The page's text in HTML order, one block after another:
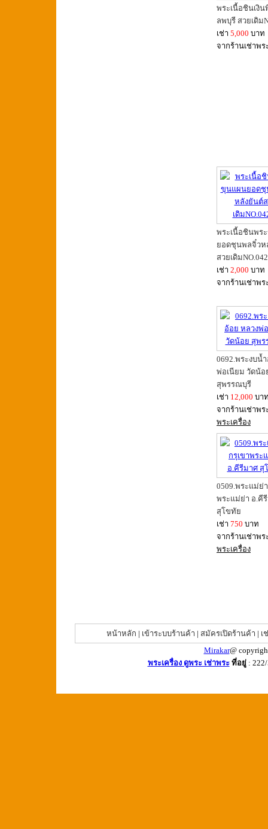
พระเนื้อชินเงิ
ลพบุรี สวยเดิม
เช่า 5,000 บาท
จากร้านเช่าพ
พระเนื้อชินพร
ยอดชุนพลจิ๋วห
สวยเดิม
เช่า 2,000 บาท
จากร้านเช่าพ
0692.พระงบน้
พ่อเนียม วัดน้อ
สุพรรณบุรี
เช่า 12,000 บา
จากร้านเช่าพ
พระเครื่อง
0509.พระแม่ย่
พระแม่ย่า อ.คี
สุโขทัย
เช่า 750 บาท
จากร้านเช่าพ
พระเครื่อง
หน้าหลัก | เข้าระบบร้านค้า | สมัครเปิดร้านค้า | เ
Mirakar@
พระเครื่อง ดูพระ เช่าพระ ที่อยู่ :